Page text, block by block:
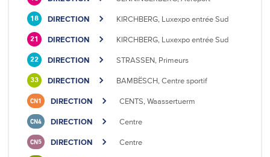
18 DIRECTION KIRCHBERG, Luxexpo entrée Sud
21 DIRECTION KIRCHBERG, Luxexpo entrée Sud
22 DIRECTION STRASSEN, Primeurs
33 DIRECTION BAMBËSCH, Centre sportif
CN1 DIRECTION CENTS, Waassertuerm
CN4 DIRECTION Centre
CN5 DIRECTION Centre